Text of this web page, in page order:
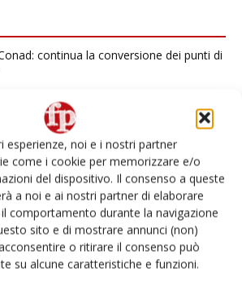
esperienze, noi e i nostri partner
come i cookie per memorizzare e/o
del dispositivo. Il consenso a queste
a noi e ai nostri partner di elaborare
comportamento durante la navigazione
sito e di mostrare annunci (non)
o ritirare il consenso può
su alcune caratteristiche e funzioni.
continua la conversione dei punti di
di Extra Supermercati tra localismo e
susina: è Metis… e può rivoluzionare la
tutto quello che serve per la raccolta